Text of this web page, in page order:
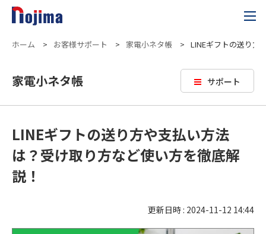
ホーム > お客様サポート > 家電小ネタ帳 > LINEギフトの送り方
サポート
家電小ネタ帳
LINEギフトの送り方や支払い方法
は？受け取り方など使い方を徹底解
説！
更新日時 : 2024-11-12 14:44